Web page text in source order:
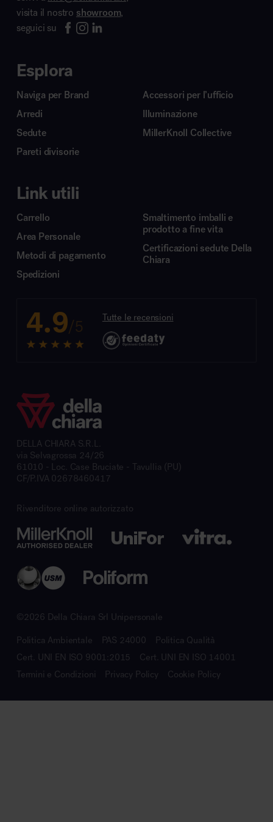
visita il nostro showroom,
seguici su
Esplora
Naviga per Brand
Arredi
Sedute
Pareti divisorie
Accessori per l’ufficio
Illuminazione
MillerKnoll Collective
Link utili
Carrello
Area Personale
Metodi di pagamento
Spedizioni
Smaltimento imballi e
prodotto a fine vita
Certificazioni sedute Della
Chiara
4.9/5 Tutte le recensioni
DELLA CHIARA S.R.L.
via Selvagrossa 24/26
61010 - Loc. Case Bruciate - Tavullia (PU)
CF/P.IVA 02678460417
Rivenditore online autorizzato
©2026 Della Chiara Srl Unipersonale
Politica Ambientale PAS 24000
Politica Qualità
Cert. UNI EN ISO 9001:2015
Cert. UNI EN ISO 14001
Termini e Condizioni
Privacy Policy Cookie Policy